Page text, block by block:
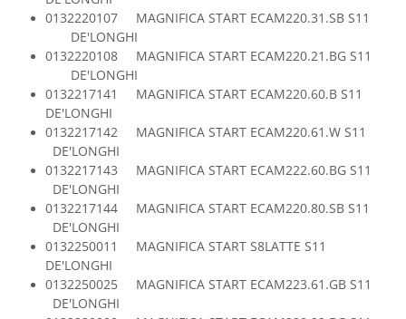
Igiena si ingrijire
Jucarii si Jocuri
Maternitate
Accesorii animale de companie
Acvaristica
Castroane si adapatori animale
Igiena animale de companie
Mobila si transport animale de
companie
Zgarzi, lese si hamuri
PC, Periferice & Software
Componente PC
0132220107 MAGNIFICA START ECAM220.31.SB S11
DE'LONGHI
0132220108 MAGNIFICA START ECAM220.21.BG S11
DE'LONGHI
0132217141 MAGNIFICA START ECAM220.60.B S11
DE'LONGHI
0132217142 MAGNIFICA START ECAM220.61.W S11
DE'LONGHI
0132217143 MAGNIFICA START ECAM222.60.BG S11
DE'LONGHI
0132217144 MAGNIFICA START ECAM220.80.SB S11
DE'LONGHI
0132250011 MAGNIFICA START S8LATTE S11
DE'LONGHI
0132250025 MAGNIFICA START ECAM223.61.GB S11
DE'LONGHI